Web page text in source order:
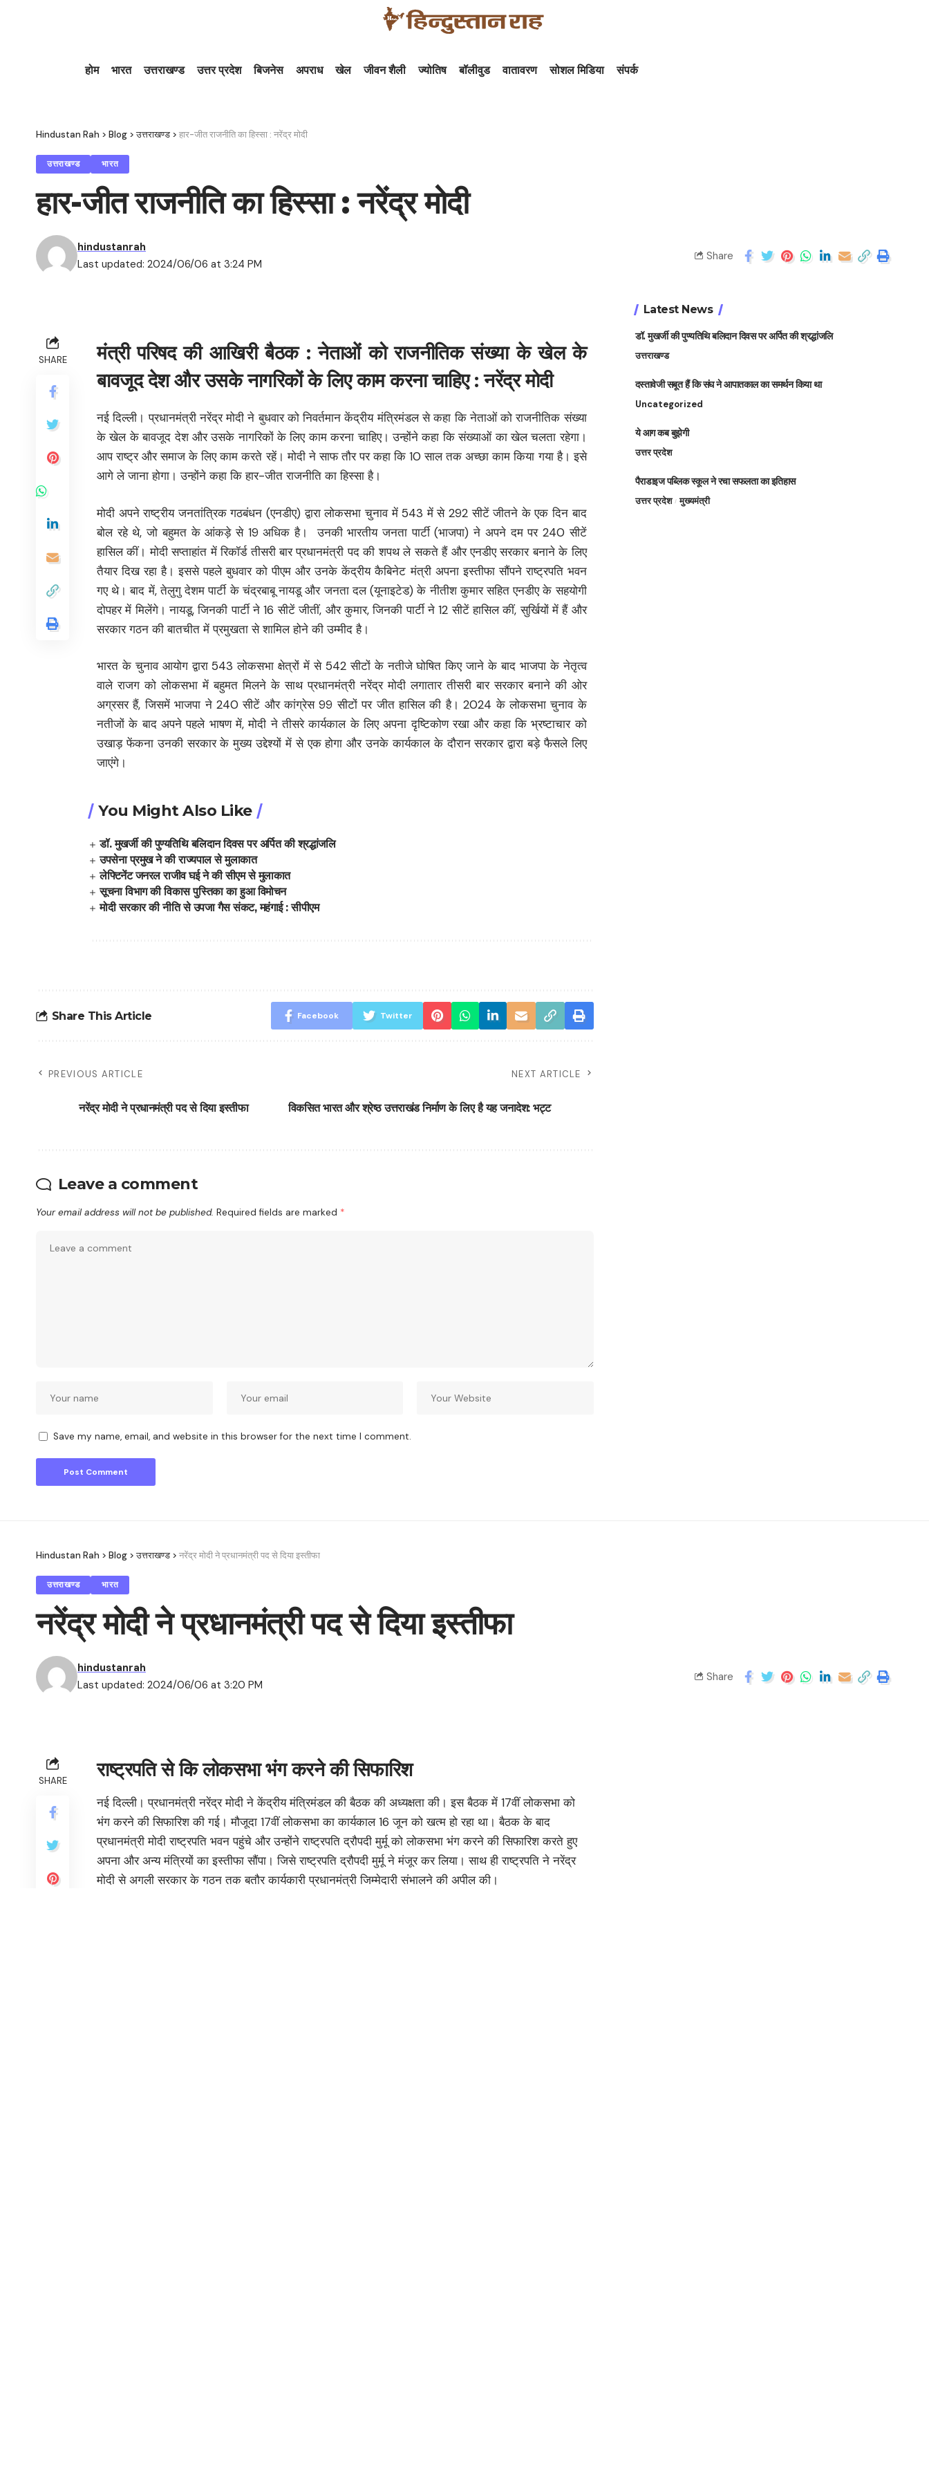
होम भारत उत्तराखण्ड उत्तर प्रदेश बिजनेस अपराध खेल जीवन शैली ज्योतिष बॉलीवुड वातावरण सोशल मिडिया संपर्क
Hindustan Rah > Blog >उत्तराखण्ड > हार-जीत राजनीति का हिस्सा : नरेंद्र मोदी
उत्तराखण्ड भारत
हार-जीत राजनीति का हिस्सा : नरेंद्र मोदी
Last updated: 2024/06/06 at 3:24 PM
hindustanrah
Share
SHARE
मंत्री परिषद की आखिरी बैठक : नेताओं को राजनीतिक संख्या के खेल के
बावजूद देश और उसके नागरिकों के लिए काम करना चाहिए : नरेंद्र मोदी
नई दिल्ली। प्रधानमंत्री नरेंद्र मोदी ने बुधवार को निवर्तमान केंद्रीय मंत्रिमंडल से कहा कि नेताओं को राजनीतिक संख्या
के खेल के बावजूद देश और उसके नागरिकों के लिए काम करना चाहिए। उन्होंने कहा कि संख्याओं का खेल चलता रहेगा।
आप राष्ट्र और समाज के लिए काम करते रहें। मोदी ने साफ तौर पर कहा कि 10 साल तक अच्छा काम किया गया है। इसे
आगे ले जाना होगा। उन्होंने कहा कि हार-जीत राजनीति का हिस्सा है।
मोदी अपने राष्ट्रीय जनतांत्रिक गठबंधन (एनडीए) द्वारा लोकसभा चुनाव में 543 में से 292 सीटें जीतने के एक दिन बाद
बोल रहे थे, जो बहुमत के आंकड़े से 19 अधिक है। उनकी भारतीय जनता पार्टी (भाजपा) ने अपने दम पर 240 सीटें
हासिल कीं। मोदी सप्ताहांत में रिकॉर्ड तीसरी बार प्रधानमंत्री पद की शपथ ले सकते हैं और एनडीए सरकार बनाने के लिए
तैयार दिख रहा है। इससे पहले बुधवार को पीएम और उनके केंद्रीय कैबिनेट मंत्री अपना इस्तीफा सौंपने राष्ट्रपति भवन
गए थे। बाद में, तेलुगु देशम पार्टी के चंद्रबाबू नायडू और जनता दल (यूनाइटेड) के नीतीश कुमार सहित एनडीए के सहयोगी
दोपहर में मिलेंगे। नायडू, जिनकी पार्टी ने 16 सीटें जीतीं, और कुमार, जिनकी पार्टी ने 12 सीटें हासिल कीं, सुर्खियों में हैं और
सरकार गठन की बातचीत में प्रमुखता से शामिल होने की उम्मीद है।
भारत के चुनाव आयोग द्वारा 543 लोकसभा क्षेत्रों में से 542 सीटों के नतीजे घोषित किए जाने के बाद भाजपा के नेतृत्व
वाले राजग को लोकसभा में बहुमत मिलने के साथ प्रधानमंत्री नरेंद्र मोदी लगातार तीसरी बार सरकार बनाने की ओर
अग्रसर हैं, जिसमें भाजपा ने 240 सीटें और कांग्रेस 99 सीटों पर जीत हासिल की है। 2024 के लोकसभा चुनाव के
नतीजों के बाद अपने पहले भाषण में, मोदी ने तीसरे कार्यकाल के लिए अपना दृष्टिकोण रखा और कहा कि भ्रष्टाचार को
उखाड़ फेंकना उनकी सरकार के मुख्य उद्देश्यों में से एक होगा और उनके कार्यकाल के दौरान सरकार द्वारा बड़े फैसले लिए
जाएंगे।
You Might Also Like
डॉ. मुखर्जी की पुण्यतिथि बलिदान दिवस पर अर्पित की श्रद्धांजलि
उपसेना प्रमुख ने की राज्यपाल से मुलाकात
लेफ्टिनेंट जनरल राजीव घई ने की सीएम से मुलाकात
सूचना विभाग की विकास पुस्तिका का हुआ विमोचन
मोदी सरकार की नीति से उपजा गैस संकट, महंगाई : सीपीएम
Share This Article Facebook Twitter
PREVIOUS ARTICLE
नरेंद्र मोदी ने प्रधानमंत्री पद से दिया इस्तीफा
NEXT ARTICLE
विकसित भारत और श्रेष्ठ उत्तराखंड निर्माण के लिए है यह जनादेश: भट्ट
Leave a comment
Your email address will not be published. Required fields are marked *
Save my name, email, and website in this browser for the next time I comment.
Latest News
डॉ. मुखर्जी की पुण्यतिथि बलिदान दिवस पर अर्पित की श्रद्धांजलि
उत्तराखण्ड
दस्तावेजी सबूत हैं कि संघ ने आपातकाल का समर्थन किया था
Uncategorized
ये आग कब बुझेगी
उत्तर प्रदेश
पैराडाइज पब्लिक स्कूल ने रचा सफलता का इतिहास
उत्तर प्रदेश मुख्यमंत्री
Hindustan Rah > Blog >उत्तराखण्ड > नरेंद्र मोदी ने प्रधानमंत्री पद से दिया इस्तीफा
उत्तराखण्ड भारत
नरेंद्र मोदी ने प्रधानमंत्री पद से दिया इस्तीफा
Last updated: 2024/06/06 at 3:20 PM
hindustanrah
Share
SHARE राष्ट्रपति से कि लोकसभा भंग करने की सिफारिश
नई दिल्ली। प्रधानमंत्री नरेंद्र मोदी ने केंद्रीय मंत्रिमंडल की बैठक की अध्यक्षता की। इस बैठक में 17वीं लोकसभा को
भंग करने की सिफारिश की गई। मौजूदा 17वीं लोकसभा का कार्यकाल 16 जून को खत्म हो रहा था। बैठक के बाद
प्रधानमंत्री मोदी राष्ट्रपति भवन पहुंचे और उन्होंने राष्ट्रपति द्रौपदी मुर्मू को लोकसभा भंग करने की सिफारिश करते हुए
अपना और अन्य मंत्रियों का इस्तीफा सौंपा। जिसे राष्ट्रपति द्रौपदी मुर्मू ने मंजूर कर लिया। साथ ही राष्ट्रपति ने नरेंद्र
मोदी से अगली सरकार के गठन तक बतौर कार्यकारी प्रधानमंत्री जिम्मेदारी संभालने की अपील की।